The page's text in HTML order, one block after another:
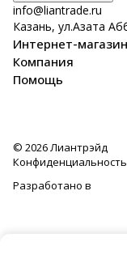
info@liantrade.ru
Казань, ул.Азата
Интернет-магазин
Компания
Помощь
© 2026 Лиантрэйд
Конфиденциальность
Разработано в